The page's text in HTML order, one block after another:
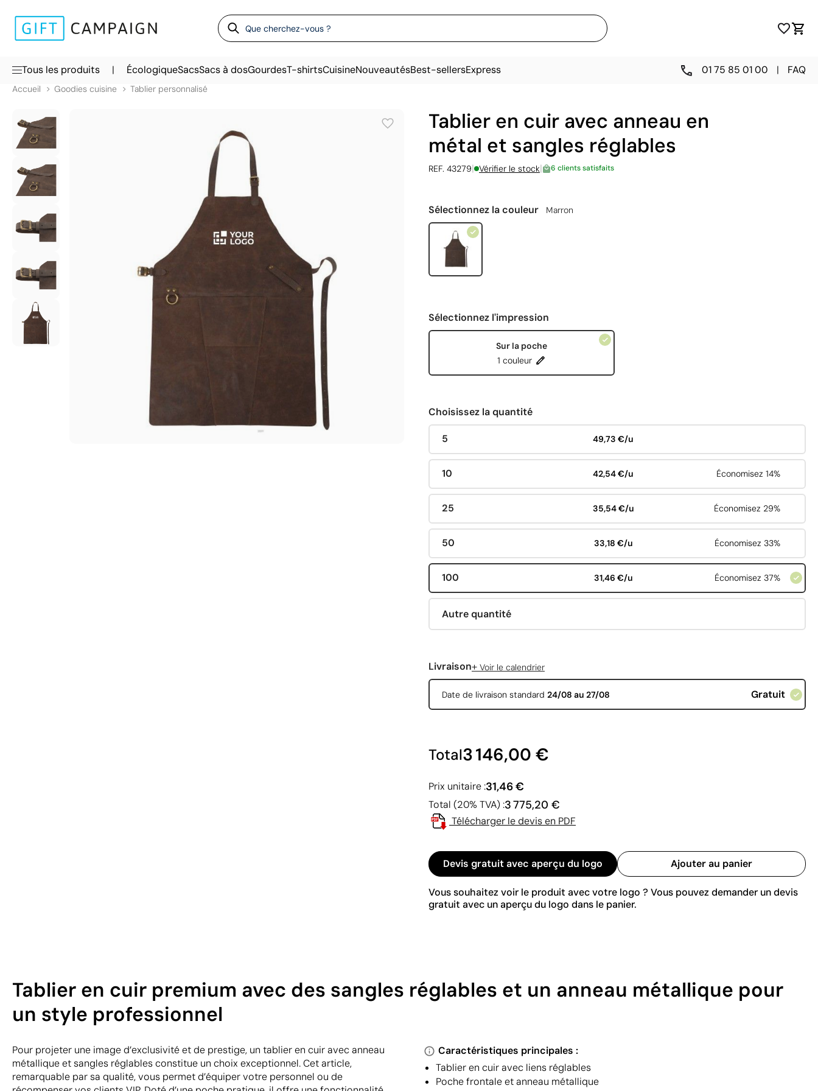
Tous les produits | ÉcologiqueSacsSacs à dosGourdesT-shirtsCuisineNouveautésBest-sellersExpress 01 75 85 01 00 | FAQ
Accueil Goodies cuisine Tablier personnalisé
Tablier en cuir avec anneau en
métal et sangles réglables
REF. 43279| Vérifier le stock| 6 clients satisfaits
Sélectionnez la couleur Marron
Sélectionnez l'impression
Sur la poche
1 couleur
Choisissez la quantité
5 49,73 €/u
10 42,54 €/u Économisez 14%
25 35,54 €/u Économisez 29%
50 33,18 €/u Économisez 33%
100 31,46 €/u Économisez 37%
Autre quantité
Livraison+ Voir le calendrier
Date de livraison standard 24/08 au 27/08 Gratuit
Total3 146,00 €
Prix unitaire :31,46 €
Total (20% TVA) :3 775,20 €
Télécharger le devis en PDF
Devis gratuit avec aperçu du logo Ajouter au panier
Vous souhaitez voir le produit avec votre logo ? Vous pouvez demander un devis
gratuit avec un aperçu du logo dans le panier.
Tablier en cuir premium avec des sangles réglables et un anneau métallique pour
un style professionnel
Pour projeter une image d’exclusivité et de prestige, un tablier en cuir avec anneau
métallique et sangles réglables constitue un choix exceptionnel. Cet article,
remarquable par sa qualité, vous permet d’équiper votre personnel ou de
Caractéristiques principales :
Tablier en cuir avec liens réglables
Poche frontale et anneau métallique